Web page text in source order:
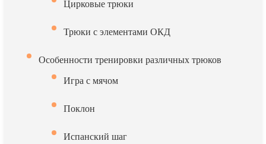
Цирковые трюки
Трюки с элементами ОКД
Особенности тренировки различных трюков
Игра с мячом
Поклон
Испанский шаг